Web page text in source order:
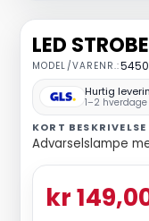
LED
MODEL/VARENR.:5450
KORT BESKRIVELSE
Advarselslampe
kr